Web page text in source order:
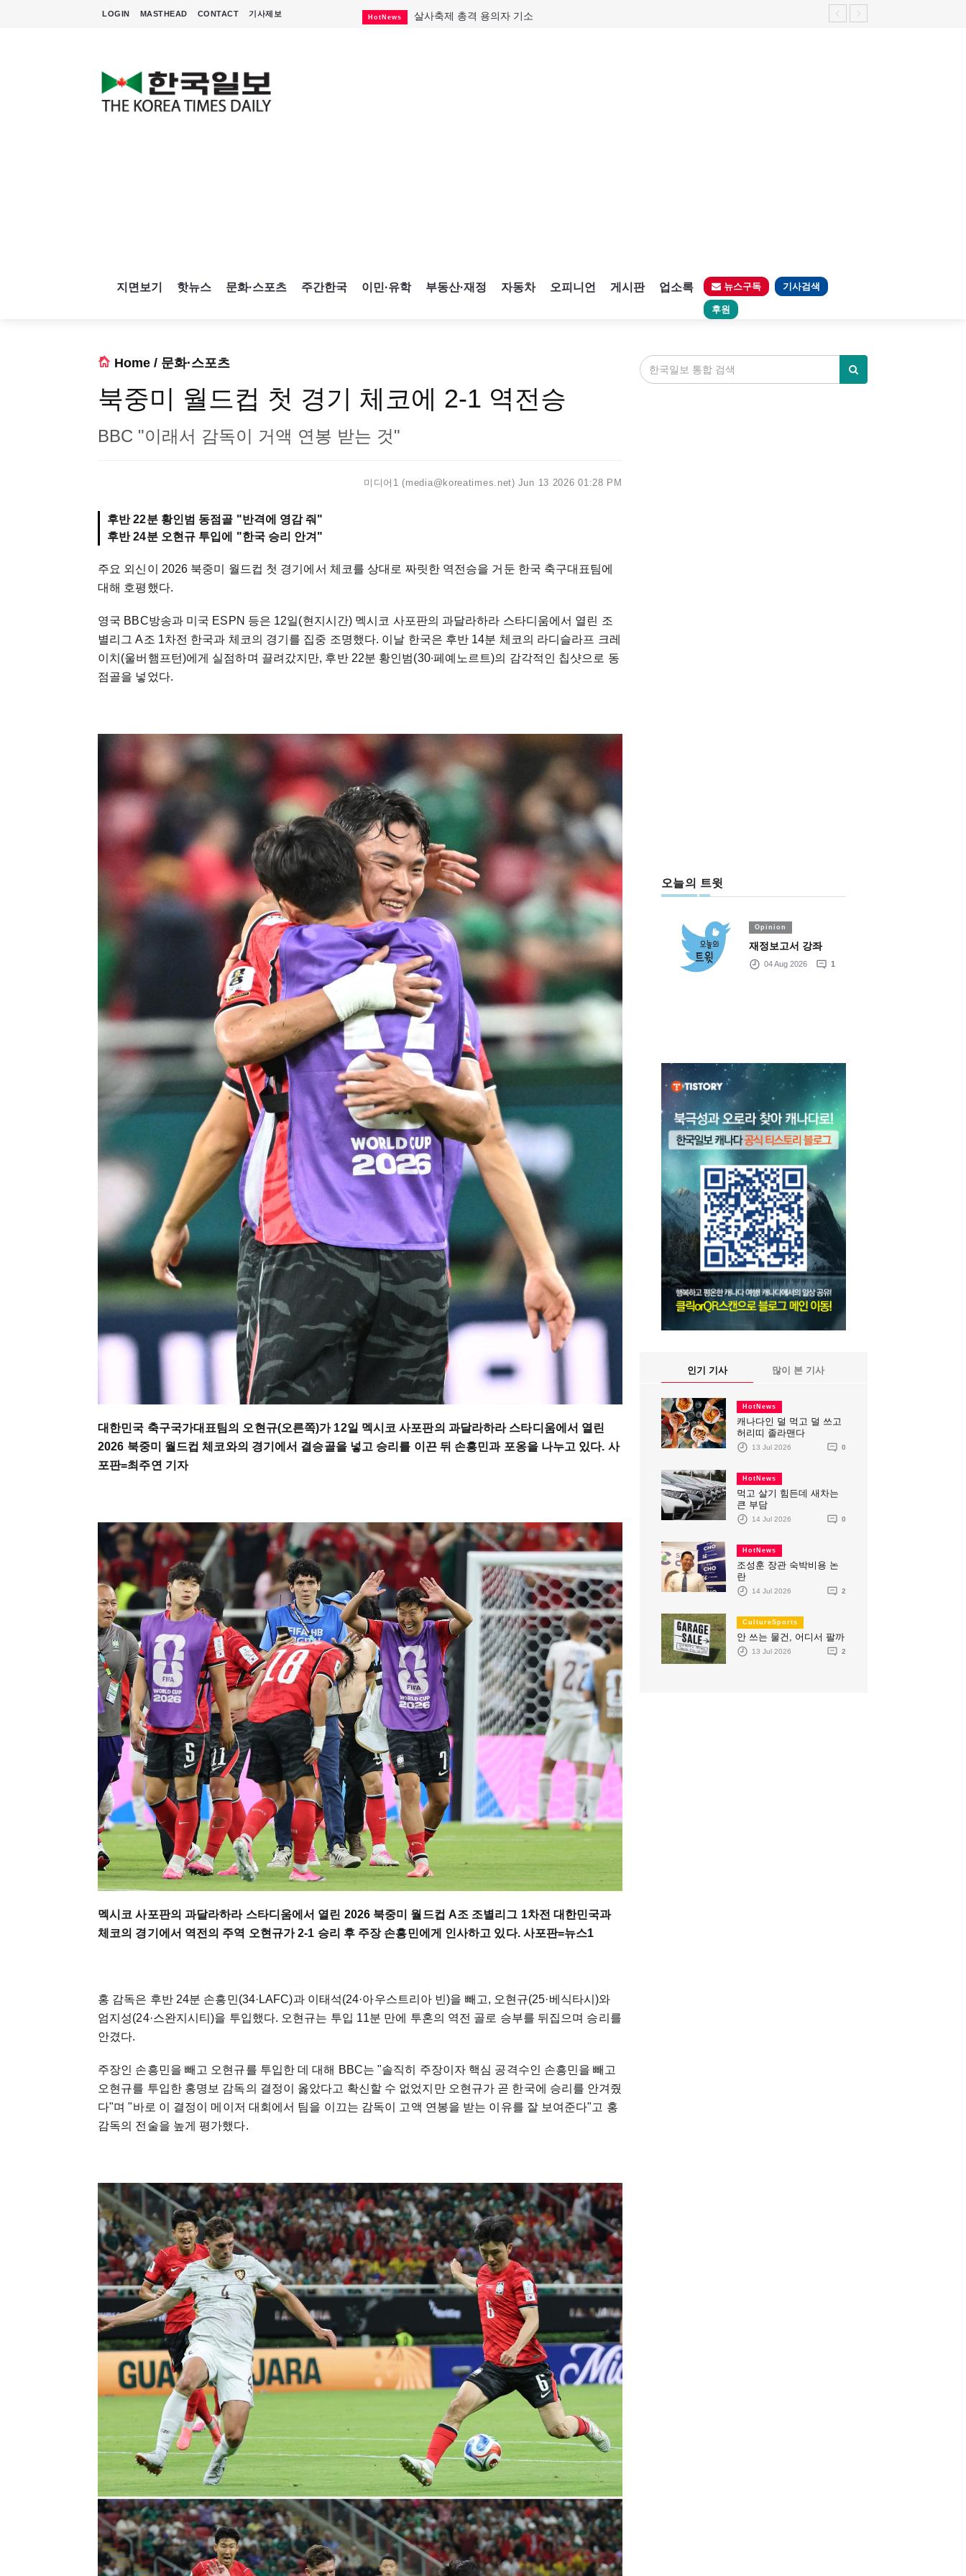
LOGIN MASTHEAD CONTACT 기사제보 HotNews 살사축제 총격 용의자 기소
지면보기 핫뉴스 문화·스포츠 주간한국 이민·유학 부동산·재정 자동차 오피니언 게시판 업소록 뉴스구독 기사검색
후원
Home / 문화·스포츠
북중미 월드컵 첫 경기 체코에 2-1 역전승
BBC "이래서 감독이 거액 연봉 받는 것"
미디어1 (media@koreatimes.net) Jun 13 2026 01:28 PM
후반 22분 황인범 동점골 "반격에 영감 줘"
후반 24분 오현규 투입에 "한국 승리 안겨"
주요 외신이 2026 북중미 월드컵 첫 경기에서 체코를 상대로 짜릿한 역전승을 거둔 한국 축구대표팀에
대해 호평했다.
영국 BBC방송과 미국 ESPN 등은 12일(현지시간) 멕시코 사포판의 과달라하라 스타디움에서 열린 조
별리그 A조 1차전 한국과 체코의 경기를 집중 조명했다. 이날 한국은 후반 14분 체코의 라디슬라프 크레
이치(울버햄프턴)에게 실점하며 끌려갔지만, 후반 22분 황인범(30∙페예노르트)의 감각적인 칩샷으로 동
점골을 넣었다.
대한민국 축구국가대표팀의 오현규(오른쪽)가 12일 멕시코 사포판의 과달라하라 스타디움에서 열린
2026 북중미 월드컵 체코와의 경기에서 결승골을 넣고 승리를 이끈 뒤 손흥민과 포옹을 나누고 있다. 사
포판=최주연 기자
멕시코 사포판의 과달라하라 스타디움에서 열린 2026 북중미 월드컵 A조 조별리그 1차전 대한민국과
체코의 경기에서 역전의 주역 오현규가 2-1 승리 후 주장 손흥민에게 인사하고 있다. 사포판=뉴스1
홍 감독은 후반 24분 손흥민(34·LAFC)과 이태석(24·아우스트리아 빈)을 빼고, 오현규(25·베식타시)와
엄지성(24·스완지시티)을 투입했다. 오현규는 투입 11분 만에 투혼의 역전 골로 승부를 뒤집으며 승리를
안겼다.
주장인 손흥민을 빼고 오현규를 투입한 데 대해 BBC는 "솔직히 주장이자 핵심 공격수인 손흥민을 빼고
오현규를 투입한 홍명보 감독의 결정이 옳았다고 확신할 수 없었지만 오현규가 곧 한국에 승리를 안겨줬
다"며 "바로 이 결정이 메이저 대회에서 팀을 이끄는 감독이 고액 연봉을 받는 이유를 잘 보여준다"고 홍
감독의 전술을 높게 평가했다.
오늘의 트윗
Opinion
재정보고서 강좌
04 Aug 2026 1
인기 기사 많이 본 기사
HotNews
캐나다인 덜 먹고 덜 쓰고
허리띠 졸라맨다
13 Jul 2026 0
HotNews
먹고 살기 힘든데 새차는
큰 부담
14 Jul 2026 0
HotNews
조성훈 장관 숙박비용 논
란
14 Jul 2026 2
CultureSports
안 쓰는 물건, 어디서 팔까
13 Jul 2026 2